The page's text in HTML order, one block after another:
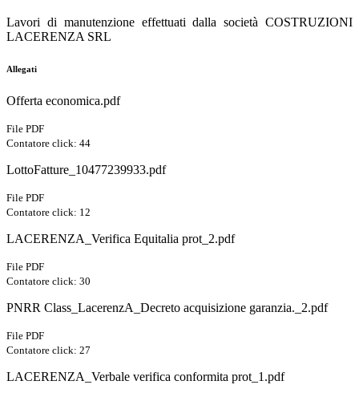
Lavori di manutenzione effettuati dalla società COSTRUZIONI
LACERENZA SRL
Allegati
Offerta economica.pdf
File PDF
Contatore click: 44
LottoFatture_10477239933.pdf
File PDF
Contatore click: 12
LACERENZA_Verifica Equitalia prot_2.pdf
File PDF
Contatore click: 30
PNRR Class_LacerenzA_Decreto acquisizione garanzia._2.pdf
File PDF
Contatore click: 27
LACERENZA_Verbale verifica conformita prot_1.pdf